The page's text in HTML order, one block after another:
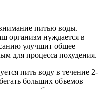
питью воды.
организм нуждается в
улучшит общее
для процесса похудения.
пить воду в течение 2-
больших объемов